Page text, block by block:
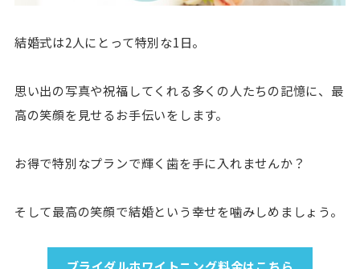
結婚式は2人にとって特別な1日。
思い出の写真や祝福してくれる多くの人たちの記憶に、最
高の笑顔を見せるお手伝いをします。
お得で特別なプランで輝く歯を手に入れませんか？
そして最高の笑顔で結婚という幸せを噛みしめましょう。